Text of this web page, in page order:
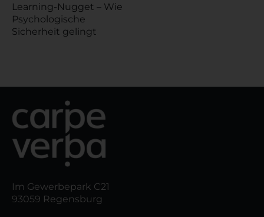
Learning-Nugget – Wie
Psychologische
Sicherheit gelingt
Im Gewerbepark C21
93059 Regensburg